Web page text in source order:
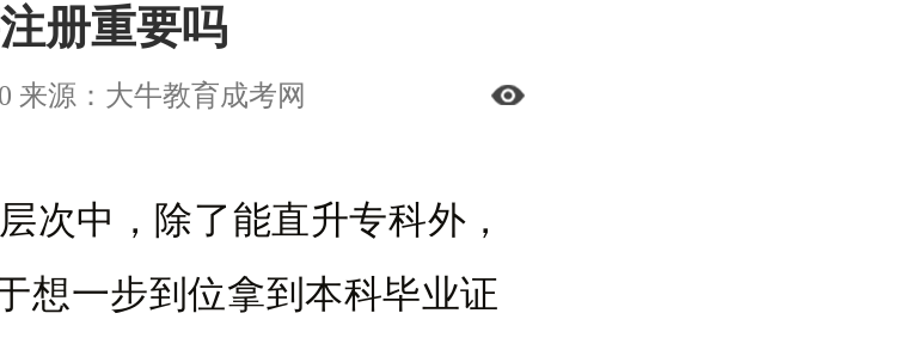
册重要吗
来源：大牛教育成考网
中，除了能直升专科外，
想一步到位拿到本科毕业证